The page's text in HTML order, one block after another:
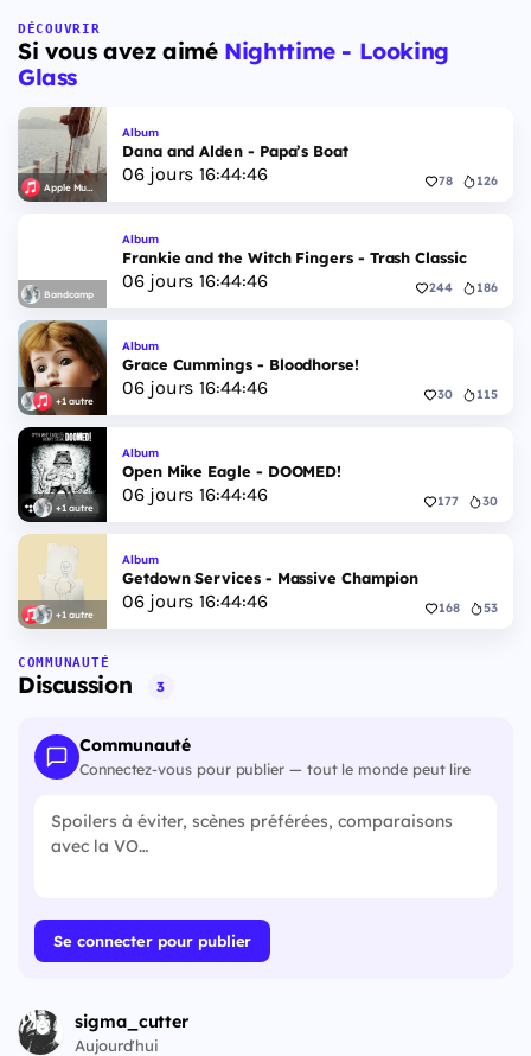
DÉCOUVRIR
Si vous avez aimé Nighttime - Looking
Glass
Apple Music
Album
Dana and Alden - Papa’s Boat
06jours 16:44:45 78 126
Bandcamp
Album
Frankie and the Witch Fingers - Trash Classic
06jours 16:44:45 244 186
+1 autre
Album
Grace Cummings - Bloodhorse!
06jours 16:44:45 30 115
+1 autre
Album
Open Mike Eagle - DOOMED!
06jours 16:44:45 177 30
+1 autre
Album
Getdown Services - Massive Champion
06jours 16:44:45 168 53
COMMUNAUTÉ
Discussion 3
Communauté
Connectez-vous pour publier — tout le monde peut lire
Se connecter pour publier
sigma_cutter
Aujourd'hui